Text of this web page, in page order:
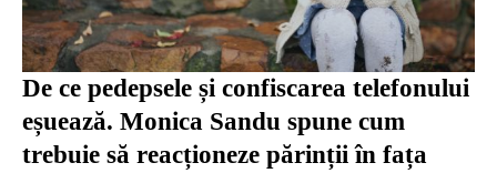
De ce pedepsele și confiscarea telefonului
eșuează. Monica Sandu spune cum
trebuie să reacționeze părinții în fața